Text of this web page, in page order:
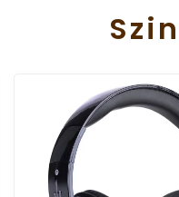
extra erős